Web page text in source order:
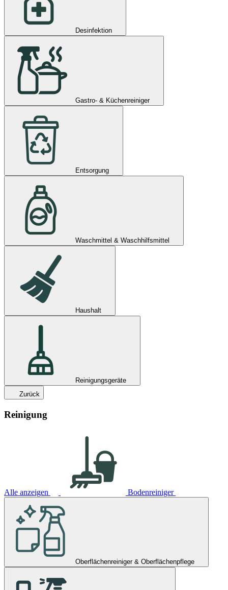
Desinfektion
Gastro- & Küchenreiniger
Entsorgung
Waschmittel & Waschhilfsmittel
Haushalt
Reinigungsgeräte
Zurück
Reinigung
Alle anzeigen Bodenreiniger
Oberflächenreiniger & Oberflächenpflege